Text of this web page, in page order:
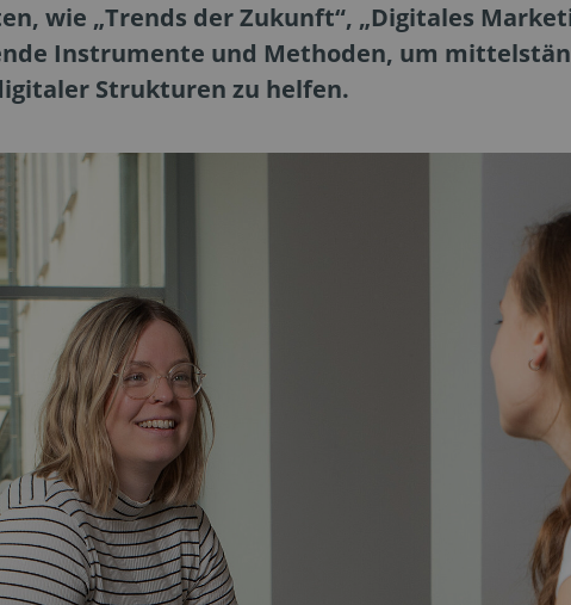
wie „Trends der Zukunft“, „Digitales
Instrumente und Methoden, um
Strukturen zu helfen.